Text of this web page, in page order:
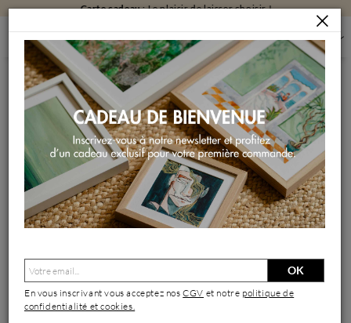
Carte cadeau: Le plaisir de laisser choisir !
PEINTURES PEINTURES PAR FORMAT
PEINTURES PETIT FORMAT
ABSTRACTION 3192
Peinture Abstraction 3192 par Hévin Christian | Tableau
Abstrait Minimaliste Métal Huile Acrylique
OK
En vous inscrivant vous acceptez nosCGV et notre politique de
confidentialité et cookies.